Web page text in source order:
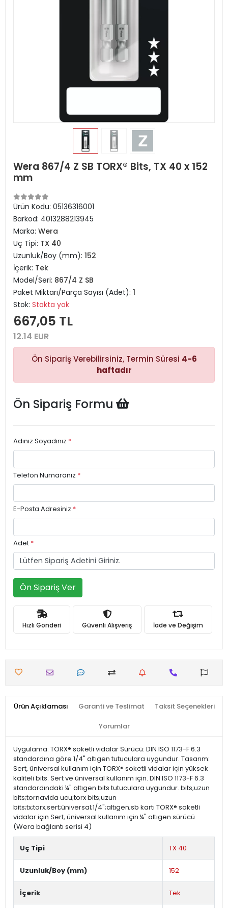
Wera 867/4 Z SB TORX® Bits, TX 40 x 152
mm
Ürün Kodu: 05136316001
Barkod: 4013288213945
Marka: Wera
Uç Tipi: TX 40
Uzunluk/Boy (mm): 152
İçerik: Tek
Model/Seri: 867/4 Z SB
Paket Miktarı/Parça Sayısı (Adet): 1
Stok: Stokta yok
667,05 TL
12.14 EUR
Ön Sipariş Verebilirsiniz, Termin Süresi 4-6
haftadır
Ön Sipariş Formu
Adınız Soyadınız *
Telefon Numaranız *
E-Posta Adresiniz *
Adet *
Ön Sipariş Ver
Hızlı Gönderi Güvenli Alışveriş İade ve Değişim
Ürün Açıklaması Garanti ve Teslimat Taksit Seçenekleri
Yorumlar
Uygulama: TORX® soketli vidalar Sürücü: DIN ISO 1173-F 6.3
standardına göre 1/4" altıgen tutuculara uygundur. Tasarım:
Sert, üniversal kullanım için TORX® soketli vidalar için yüksek
kaliteli bits. Sert ve üniversal kullanım için. DIN ISO 1173-F 6.3
standardındaki ¼" altıgen bits tutuculara uygundur. bits;uzun
bits;tornavida ucu;torx bits;uzun
bits;tx;torx;sert;üniversal;1/4";altıgen;sb kartı TORX® soketli
vidalar için Sert, üniversal kullanım için ¼" altıgen sürücü
(Wera bağlantı serisi 4)
Uç Tipi TX 40
Uzunluk/Boy (mm) 152
İçerik Tek